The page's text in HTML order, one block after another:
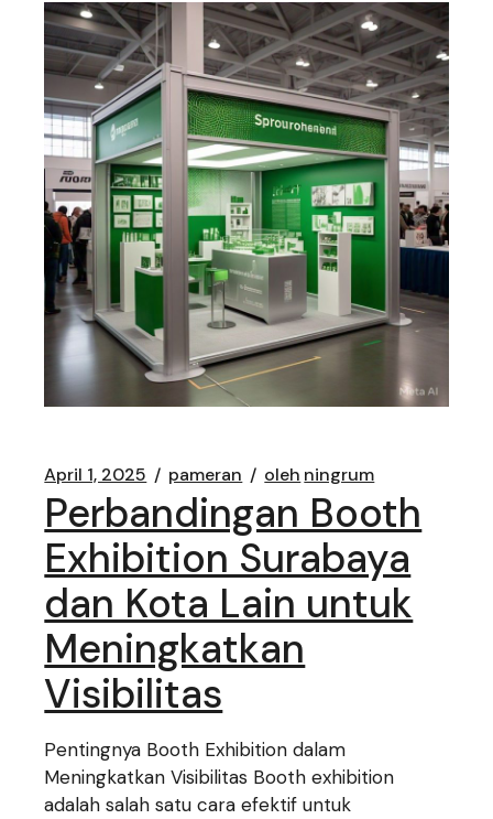
April 1, 2025 pameran oleh ningrum
Perbandingan Booth
Exhibition Surabaya
dan Kota Lain untuk
Meningkatkan
Visibilitas
Pentingnya Booth Exhibition dalam
Meningkatkan Visibilitas Booth exhibition
adalah salah satu cara efektif untuk